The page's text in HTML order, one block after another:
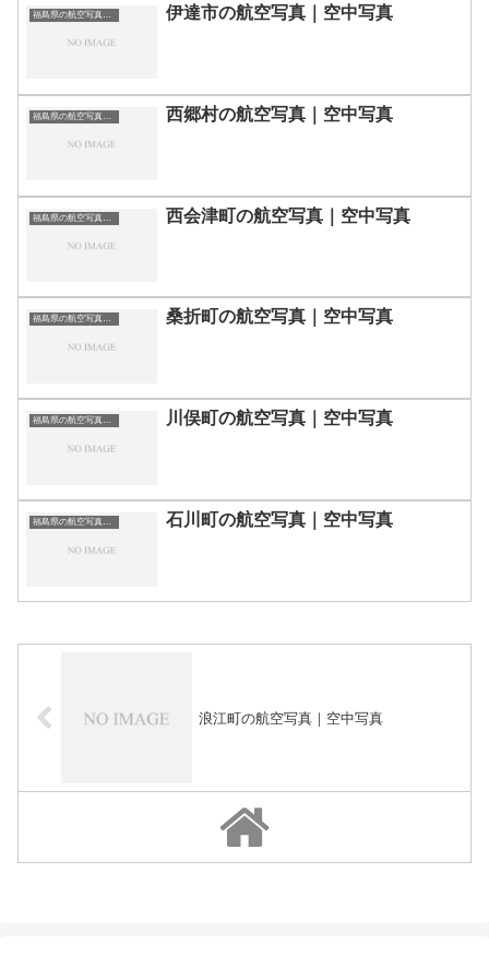
伊達市の航空写真｜空中写真
西郷村の航空写真｜空中写真
西会津町の航空写真｜空中写真
福島県の航空写真・空中写真 桑折町の航空写真｜空中写真
福島県の航空写真・空中写真 川俣町の航空写真｜空中写真
福島県の航空写真・空中写真 石川町の航空写真｜空中写真
浪江町の航空写真｜空中写真